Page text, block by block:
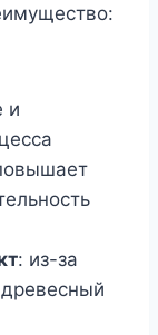
и
: из-за